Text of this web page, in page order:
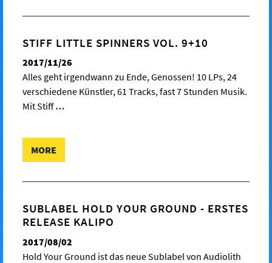
STIFF LITTLE SPINNERS VOL. 9+10
2017/11/26
Alles geht irgendwann zu Ende, Genossen! 10 LPs, 24
verschiedene Künstler, 61 Tracks, fast 7 Stunden Musik.
Mit Stiff…
MORE
SUBLABEL HOLD YOUR GROUND - ERSTES
RELEASE KALIPO
2017/08/02
Hold Your Ground ist das neue Sublabel von Audiolith